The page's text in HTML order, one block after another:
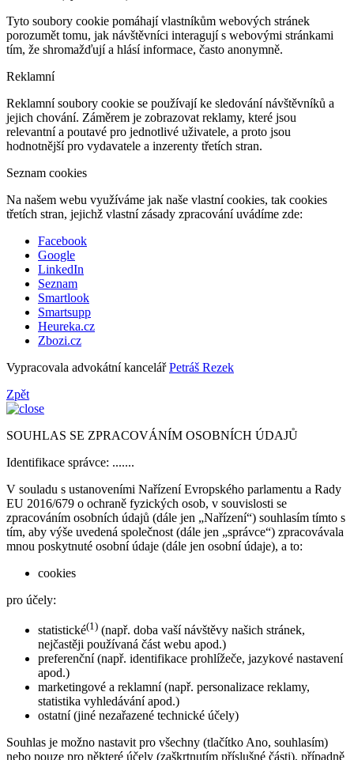
Tyto soubory cookie pomáhají vlastníkům webových stránek
porozumět tomu, jak návštěvníci interagují s webovými stránkami
tím, že shromažďují a hlásí informace, často anonymně.
Reklamní
Reklamní soubory cookie se používají ke sledování návštěvníků a
jejich chování. Záměrem je zobrazovat reklamy, které jsou
relevantní a poutavé pro jednotlivé uživatele, a proto jsou
hodnotnější pro vydavatele a inzerenty třetích stran.
Seznam cookies
Na našem webu využíváme jak naše vlastní cookies, tak cookies
třetích stran, jejichž vlastní zásady zpracování uvádíme zde:
Facebook
Google
LinkedIn
Seznam
Smartlook
Smartsupp
Heureka.cz
Zbozi.cz
Vypracovala advokátní kancelářPetráš Rezek
Zpět
SOUHLAS SE ZPRACOVÁNÍM OSOBNÍCH ÚDAJŮ
Identifikace správce: .......
V souladu s ustanoveními Nařízení Evropského parlamentu a Rady
EU 2016/679 o ochraně fyzických osob, v souvislosti se
zpracováním osobních údajů (dále jen „Nařízení“) souhlasím tímto s
tím, aby výše uvedená společnost (dále jen „správce“) zpracovávala
mnou poskytnuté osobní údaje (dále jen osobní údaje), a to:
cookies
pro účely:
statistické(1) (např. doba vaší návštěvy našich stránek,
nejčastěji používaná část webu apod.)
preferenční (např. identifikace prohlížeče, jazykové nastavení
apod.)
marketingové a reklamní (např. personalizace reklamy,
statistika vyhledávání apod.)
ostatní (jiné nezařazené technické účely)
Souhlas je možno nastavit pro všechny (tlačítko Ano, souhlasím)
nebo pouze pro některé účely (zaškrtnutím příslušné části), případně